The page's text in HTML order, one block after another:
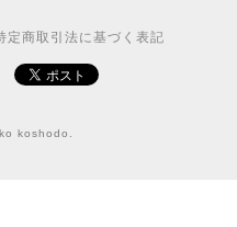
定商取引法に基づく表記
koshodo.